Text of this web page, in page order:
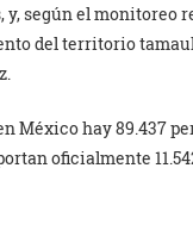
y, según el monitoreo
del territorio
México hay 89.437
oficialmente